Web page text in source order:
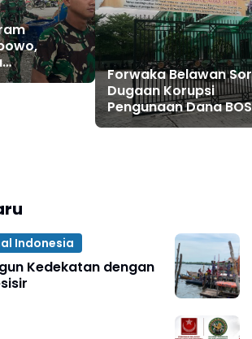
ke SMK
Forwaka Belawan
Dugaan Korupsi
Pengunaan Dana
Sekolah IT AISYAH
Indonesia
Kedekatan dengan